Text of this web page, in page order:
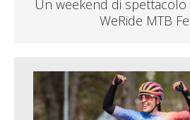
Un weekend di spettacolo
WeRide MTB